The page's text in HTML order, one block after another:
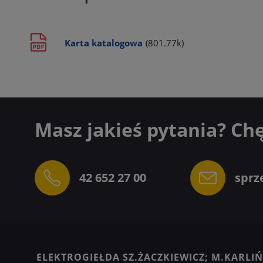
Karta katalogowa (801.77k)
Masz jakieś pytania?
42 652 27 00
ELEKTROGIEŁDA SZ.ŻACZKIEWICZ;